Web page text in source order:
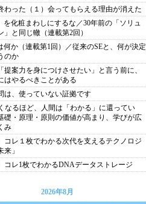
わった（１）会ってもらえる理由が消えた
を化粧まわしにするな／30年前の「ソリュ
」と同じ轍（連載第2回）
何か（連載第1回）／従来のSEと、何が決定
のか
提案力を身につけさせたい」と言う前に、
はやるべきことがある
は、使っていない証拠です
なるほど、人間は「わかる」に還ってい
・原理・原則の価値が高まり、学びが広
み
コレ１枚でわかる次代を支えるテクノロジ
来」
コレ1枚でわかるDNAデータストレージ
2026年8月